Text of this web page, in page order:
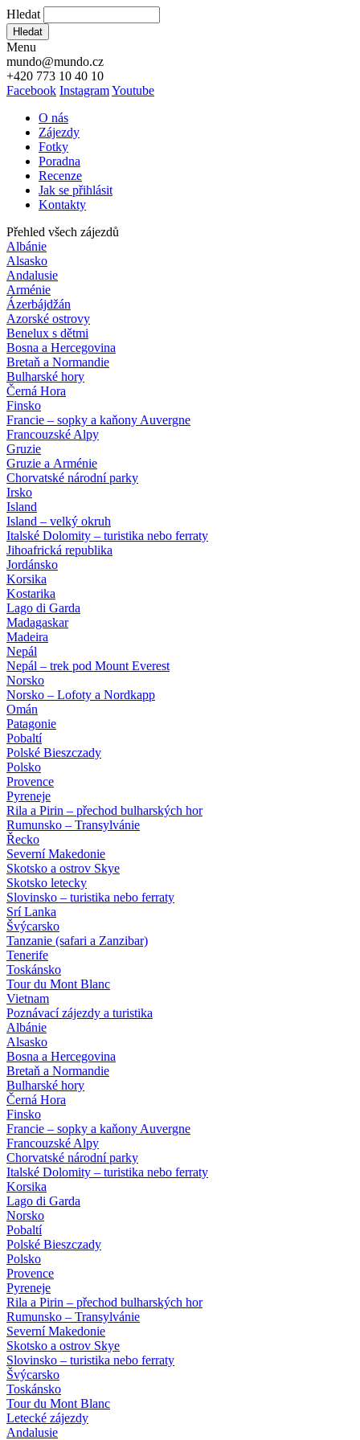
Hledat
Hledat
Menu
mundo@mundo.cz
+420 773 10 40 10
Facebook InstagramYoutube
O nás
Zájezdy
Fotky
Poradna
Recenze
Jak se přihlásit
Kontakty
Přehled všech zájezdů
Albánie
Alsasko
Andalusie
Arménie
Ázerbájdžán
Azorské ostrovy
Benelux s dětmi
Bosna a Hercegovina
Bretaň a Normandie
Bulharské hory
Černá Hora
Finsko
Francie – sopky a kaňony Auvergne
Francouzské Alpy
Gruzie
Gruzie a Arménie
Chorvatské národní parky
Irsko
Island
Island – velký okruh
Italské Dolomity – turistika nebo ferraty
Jihoafrická republika
Jordánsko
Korsika
Kostarika
Lago di Garda
Madagaskar
Madeira
Nepál
Nepál – trek pod Mount Everest
Norsko
Norsko – Lofoty a Nordkapp
Omán
Patagonie
Pobaltí
Polské Bieszczady
Polsko
Provence
Pyreneje
Rila a Pirin – přechod bulharských hor
Rumunsko – Transylvánie
Řecko
Severní Makedonie
Skotsko a ostrov Skye
Skotsko letecky
Slovinsko – turistika nebo ferraty
Srí Lanka
Švýcarsko
Tanzanie (safari a Zanzibar)
Tenerife
Toskánsko
Tour du Mont Blanc
Vietnam
Poznávací zájezdy a turistika
Albánie
Alsasko
Bosna a Hercegovina
Bretaň a Normandie
Bulharské hory
Černá Hora
Finsko
Francie – sopky a kaňony Auvergne
Francouzské Alpy
Chorvatské národní parky
Italské Dolomity – turistika nebo ferraty
Korsika
Lago di Garda
Norsko
Pobaltí
Polské Bieszczady
Polsko
Provence
Pyreneje
Rila a Pirin – přechod bulharských hor
Rumunsko – Transylvánie
Severní Makedonie
Skotsko a ostrov Skye
Slovinsko – turistika nebo ferraty
Švýcarsko
Toskánsko
Tour du Mont Blanc
Letecké zájezdy
Andalusie